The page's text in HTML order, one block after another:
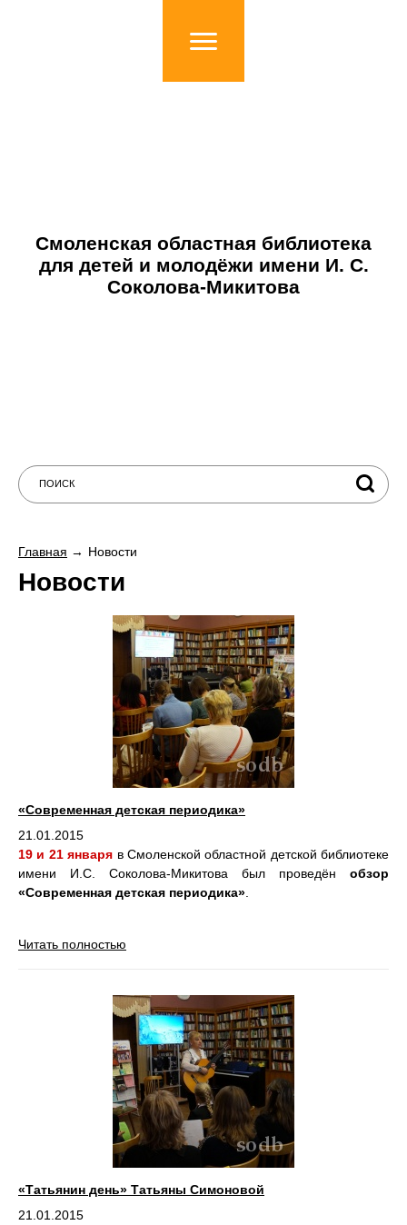
Смоленская областная библиотека
для детей и молодёжи имени И. С.
Соколова-Микитова
Главная Новости
Новости
«Современная детская периодика»
21.01.2015
19 и 21 января в Смоленской областной детской библиотеке
имени И.С. Соколова-Микитова был проведён обзор
«Современная детская периодика»
Читать полностью
«Татьянин день» Татьяны Симоновой
21.01.2015